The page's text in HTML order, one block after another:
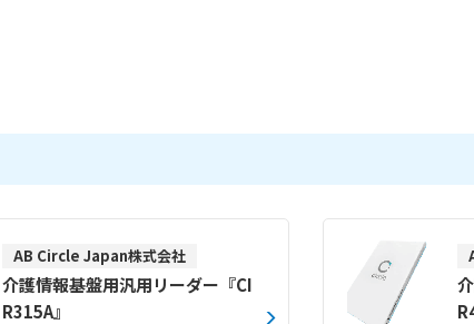
AB Circle Japan株式会社
介護情報基盤用汎用リーダー『CI
R315A』